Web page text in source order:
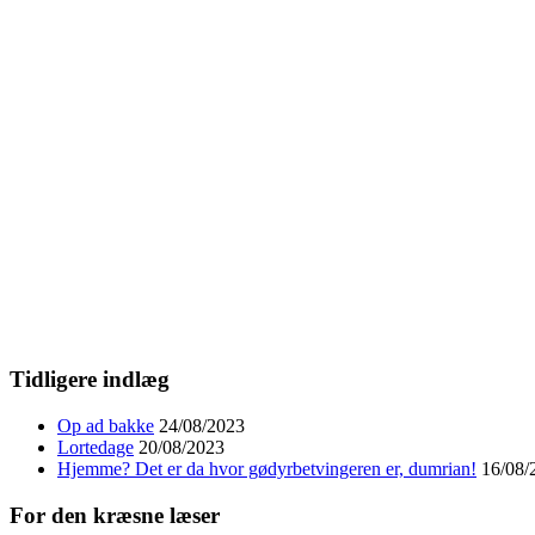
Tidligere indlæg
Op ad bakke 24/08/2023
Lortedage 20/08/2023
Hjemme? Det er da hvor gødyrbetvingeren er, dumrian! 16/08/
For den kræsne læser